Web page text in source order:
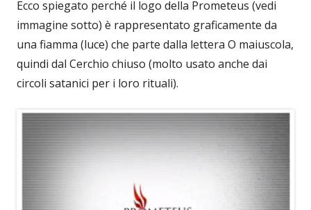
Ecco spiegato perché il logo della Prometeus (vedi
immagine sotto) è rappresentato graficamente da
una fiamma (luce) che parte dalla lettera O maiuscola,
quindi dal Cerchio chiuso (molto usato anche dai
circoli satanici per i loro rituali).